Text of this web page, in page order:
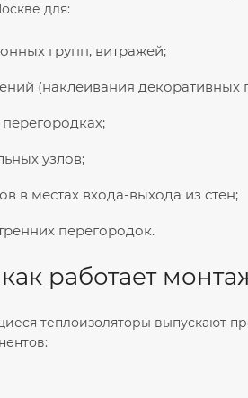
для:
групп, витражей;
(наклеивания декоративных
перегородках;
узлов;
в местах входа-выхода из стен;
перегородок.
работает
теплоизоляторы выпускают